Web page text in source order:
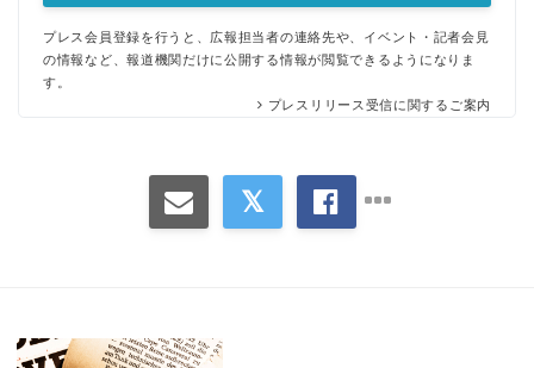
プレス会員登録を行うと、広報担当者の連絡先や、イベント・記者会見
の情報など、報道機関だけに公開する情報が閲覧できるようになりま
す。
プレスリリース受信に関するご案内